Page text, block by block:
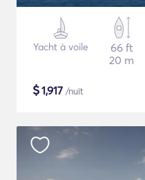
Yacht à voile
66 ft
20 m
$1,917 /nuit